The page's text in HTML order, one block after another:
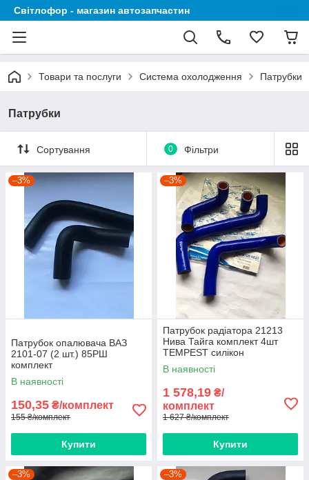
Світлофор - магазин автозапчастин
Товари та послуги Система охолодження Патрубки
Патрубки
Сортування 0 Фільтри
–3%
Патрубок опалювача ВАЗ
2101-07 (2 шт.) 85РШ
комплект
В наявності
150,35 ₴/комплект
155 ₴/комплект
Купити
–3%
Патрубок радіатора 21213
Нива Тайга комплект 4шт
TEMPEST силікон
В наявності
1 578,19 ₴/
комплект
1 627 ₴/комплект
Купити
–3% –3%